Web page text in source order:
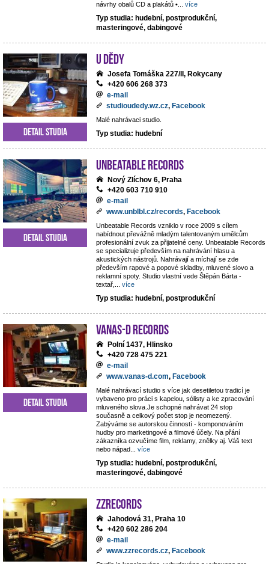
návrhy obalů CD a plakátů •
více
Typ studia: hudební, postprodukční,
masteringové, dabingové
U dědy
Josefa Tomáška 227/II, Rokycany
+420 606 268 373
e-mail
studioudedy.wz.cz, Facebook
Malé nahrávaci studio.
Typ studia: hudební
Detail studia
Unbeatable Records
Nový Zlíchov 6, Praha
+420 603 710 910
e-mail
www.unblbl.cz/records, Facebook
Unbeatable Records vzniklo v roce 2009 s cílem
nabídnout převážně mladým talentovaným umělcům
profesionální zvuk za přijatelné ceny. Unbeatable Records
se specializuje především na nahrávání hlasu a
akustických nástrojů. Nahrávají a míchají se zde
především rapové a popové skladby, mluvené slovo a
reklamní spoty. Studio vlastní vede Štěpán Bárta -
textař,
více
Typ studia: hudební, postprodukční
Detail studia
VANAS-D Records
Polní 1437, Hlinsko
+420 728 475 221
e-mail
www.vanas-d.com, Facebook
Malé nahrávací studio s více jak desetiletou tradicí je
vybaveno pro práci s kapelou, sólisty a ke zpracování
mluveného slova.Je schopné nahrávat 24 stop
současně a celkový počet stop je neomezený.
Zabýváme se autorskou činností - komponováním
hudby pro marketingové a filmové účely. Na přání
zákazníka ozvučíme film, reklamy, znělky aj. Váš text
nebo nápad
více
Typ studia: hudební, postprodukční,
masteringové, dabingové
Detail studia
ZZrecords
Jahodová 31, Praha 10
+420 602 286 204
e-mail
www.zzrecords.cz, Facebook